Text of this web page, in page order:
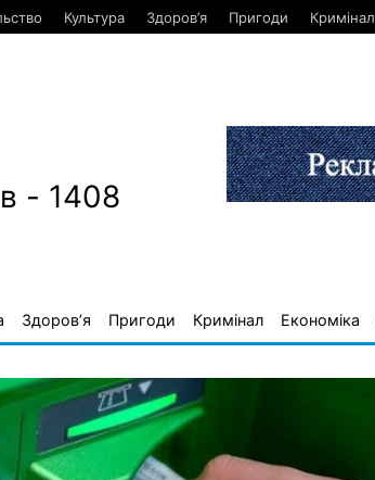
Культура Здоров’я Пригоди Кримінал
- 1408
Здоров’я Пригоди Кримінал Економіка